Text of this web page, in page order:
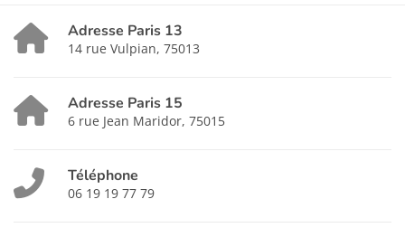
Adresse Paris 13
14 rue Vulpian, 75013
Adresse Paris 15
6 rue Jean Maridor, 75015
Téléphone
06 19 19 77 79